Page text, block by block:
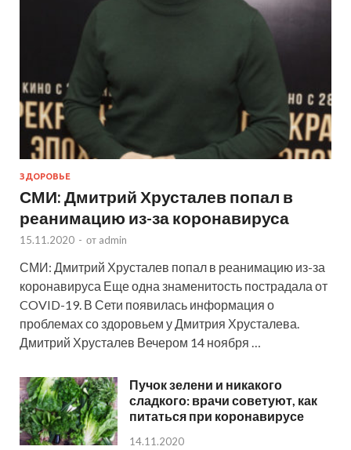
ЗДОРОВЬЕ
СМИ: Дмитрий Хрусталев попал в
реанимацию из-за коронавируса
15.11.2020 - от admin
СМИ: Дмитрий Хрусталев попал в реанимацию из-за
коронавируса Еще одна знаменитость пострадала от
COVID-19. В Сети появилась информация о
проблемах со здоровьем у Дмитрия Хрусталева.
Дмитрий Хрусталев Вечером 14 ноября …
Пучок зелени и никакого
сладкого: врачи советуют, как
питаться при коронавирусе
14.11.2020